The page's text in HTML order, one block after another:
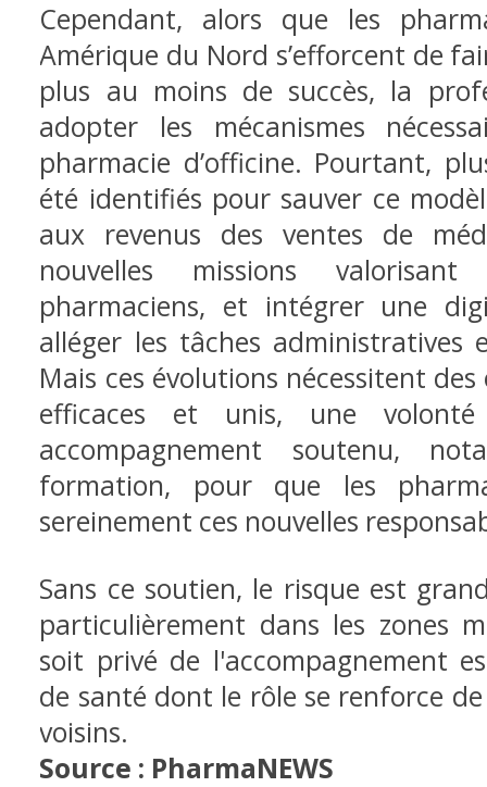
Cependant, alors que les
Amérique du Nord s’efforcent de
plus au moins de succès, la
adopter les mécanismes
pharmacie d’officine. Pourtant,
été identifiés pour sauver ce
aux revenus des ventes de
nouvelles missions
pharmaciens, et intégrer une
alléger les tâches administratives
Mais ces évolutions nécessitent
efficaces et unis, une
accompagnement soutenu,
formation, pour que les
sereinement ces nouvelles
Sans ce soutien, le risque est
particulièrement dans les zones
soit privé de l'accompagnement
de santé dont le rôle se renforce
voisins.
Source : PharmaNEWS